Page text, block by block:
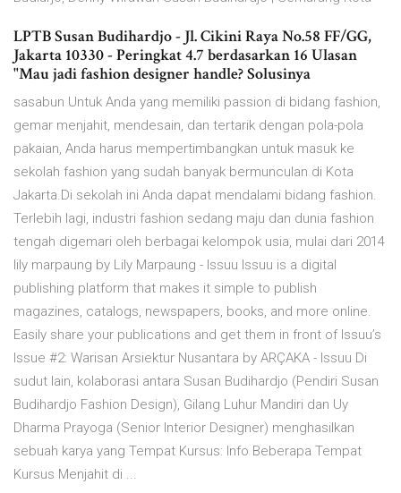
LPTB Susan Budihardjo - Jl. Cikini Raya No.58 FF/GG,
Jakarta 10330 - Peringkat 4.7 berdasarkan 16 Ulasan
"Mau jadi fashion designer handle? Solusinya
sasabun Untuk Anda yang memiliki passion di bidang fashion,
gemar menjahit, mendesain, dan tertarik dengan pola-pola
pakaian, Anda harus mempertimbangkan untuk masuk ke
sekolah fashion yang sudah banyak bermunculan di Kota
Jakarta.Di sekolah ini Anda dapat mendalami bidang fashion.
Terlebih lagi, industri fashion sedang maju dan dunia fashion
tengah digemari oleh berbagai kelompok usia, mulai dari 2014
lily marpaung by Lily Marpaung - Issuu Issuu is a digital
publishing platform that makes it simple to publish
magazines, catalogs, newspapers, books, and more online.
Easily share your publications and get them in front of Issuu’s
Issue #2: Warisan Arsiektur Nusantara by ARÇAKA - Issuu Di
sudut lain, kolaborasi antara Susan Budihardjo (Pendiri Susan
Budihardjo Fashion Design), Gilang Luhur Mandiri dan Uy
Dharma Prayoga (Senior Interior Designer) menghasilkan
sebuah karya yang Tempat Kursus: Info Beberapa Tempat
Kursus Menjahit di ...